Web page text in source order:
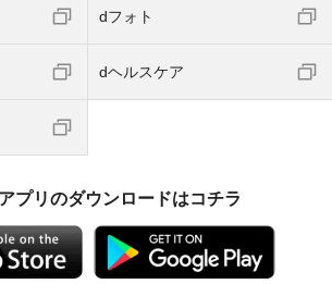
dフォト
dヘルスケア
プリのダウンロードはコチラ